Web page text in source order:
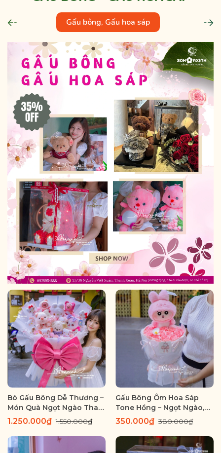
Gấu bông, Gấu hoa sáp
Bó Gấu Bông Dễ Thương –
Món Quà Ngọt Ngào Thay
Lời Yêu Thương
1.250.000₫1.550.000₫
Gấu Bông Ôm Hoa Sáp
Tone Hồng – Ngọt Ngào,
Tinh Tế Và Đầy Cảm Xúc
350.000₫ 380.000₫